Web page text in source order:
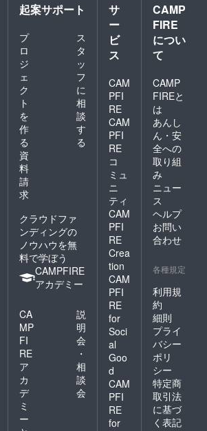
起案サポート
プ
ロ
ジ
ェ
ク
ト
を
作
る
ス
タ
ッ
フ
に
相
談
す
る
資
料
請
求
クラウドファ
ンディングの
ノウハウを無
料で学ぼう
CAMPFIRE
アカデミー
CA
MP
FI
RE
ア
カ
デ
ミ
ー
説
明
会
・
相
談
会
サ
ー
ビ
ス
CAM
PFI
RE
CAM
PFI
RE
コ
ミュ
ニ
ティ
CAM
PFI
RE
Crea
tion
CAM
PFI
RE
for
Soci
al
Goo
d
CAM
PFI
RE
for
CAMP
FIRE
につい
て
CAMP
FIREと
は
あんし
ん・安
全への
取り組
み
ニュー
ス
ヘルプ
お問い
合わせ
各種規定
利用規
約
細則
プライ
バシー
ポリ
シー
特定商
取引法
に基づ
く表記